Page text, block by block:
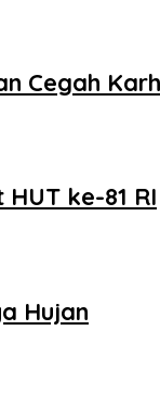
Cegah
ke-81 RI
Hujan